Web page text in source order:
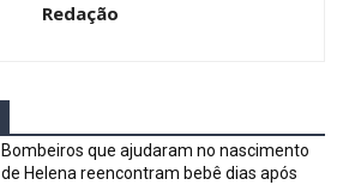
Redação
Bombeiros que ajudaram no nascimento
de Helena reencontram bebê dias após